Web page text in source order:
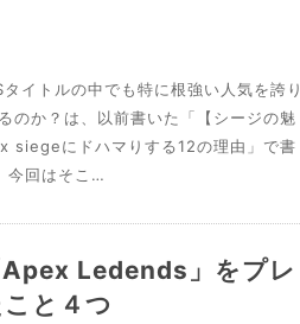
イトルの中でも特に根強い人気を誇り
のか？は、以前書いた「【シージの魅
siegeにドハマりする12の理由」で書
今回はそこ…
Ledends」をプレ
と４つ